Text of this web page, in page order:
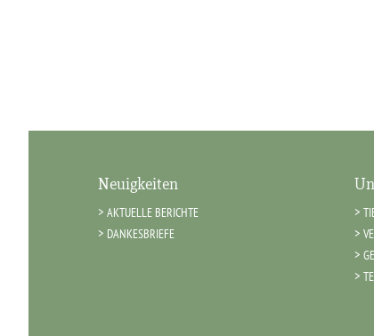
Neuigkeiten
AKTUELLE BERICHTE
DANKESBRIEFE